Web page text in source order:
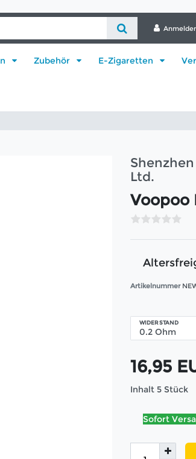
Zubehör E-Zigaretten
Ltd.
Voopoo
Artikelnummer
WIDERSTAND
16,95
Inhalt 5 Stück
Sofort